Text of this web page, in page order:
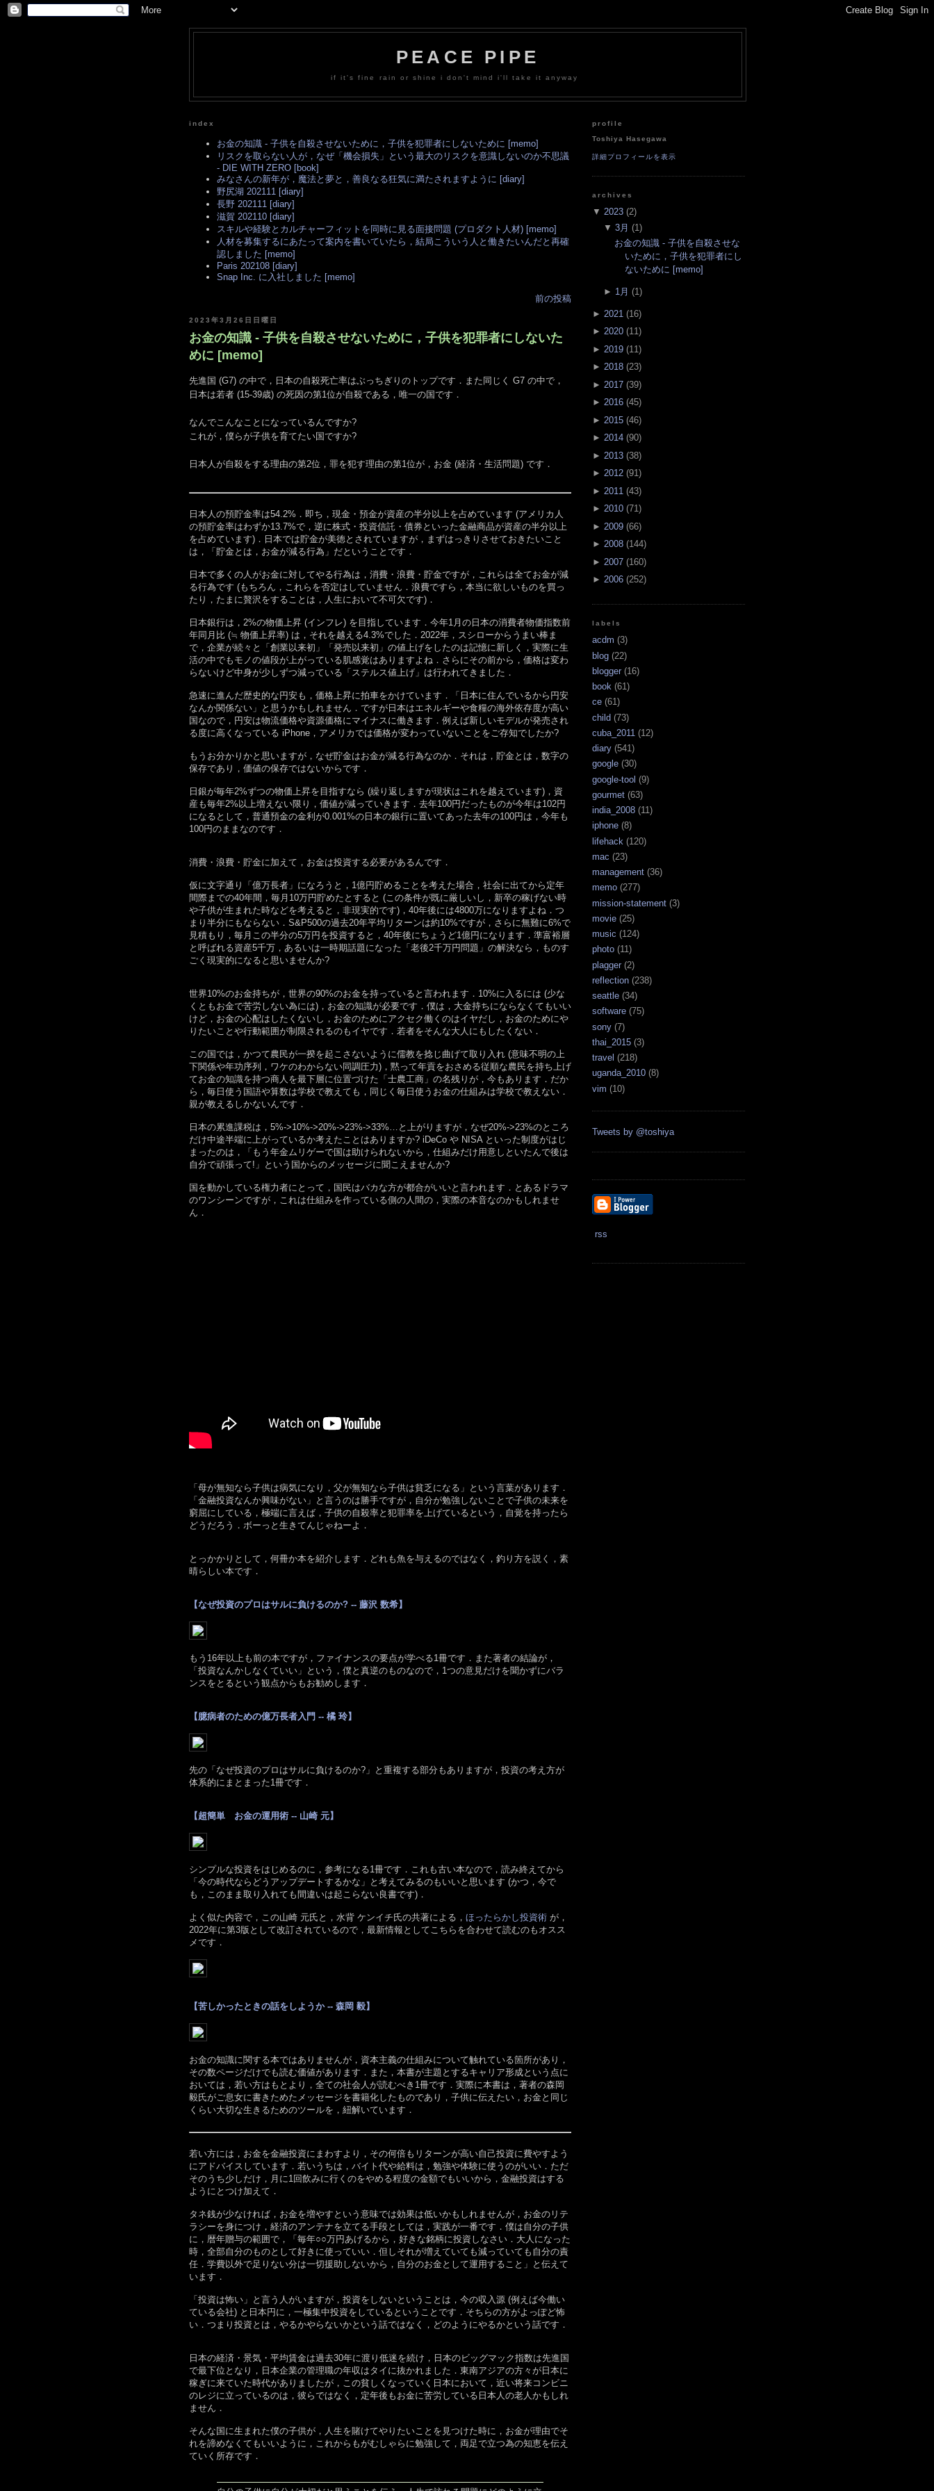
PEACE PIPE
if it's fine rain or shine i don't mind i'll take it anyway
index
お金の知識 - 子供を自殺させないために，子供を犯罪者にしないために [memo]
リスクを取らない人が，なぜ「機会損失」という最大のリスクを意識しないのか不思議
- DIE WITH ZERO [book]
みなさんの新年が，魔法と夢と，善良なる狂気に満たされますように [diary]
野尻湖 202111 [diary]
長野 202111 [diary]
滋賀 202110 [diary]
スキルや経験とカルチャーフィットを同時に見る面接問題 (プロダクト人材) [memo]
人材を募集するにあたって案内を書いていたら，結局こういう人と働きたいんだと再確
認しました [memo]
Paris 202108 [diary]
Snap Inc. に入社しました [memo]
前の投稿
2023年3月26日日曜日
お金の知識 - 子供を自殺させないために，子供を犯罪者にしないた
めに [memo]
先進国 (G7) の中で，日本の自殺死亡率はぶっちぎりのトップです．また同じく G7 の中で，
日本は若者 (15-39歳) の死因の第1位が自殺である，唯一の国です．
なんでこんなことになっているんですか?
これが，僕らが子供を育てたい国ですか?
日本人が自殺をする理由の第2位，罪を犯す理由の第1位が，お金 (経済・生活問題) です．
日本人の預貯金率は54.2%．即ち，現金・預金が資産の半分以上を占めています (アメリカ人
の預貯金率はわずか13.7%で，逆に株式・投資信託・債券といった金融商品が資産の半分以上
を占めています)．日本では貯金が美徳とされていますが，まずはっきりさせておきたいこと
は，「貯金とは，お金が減る行為」だということです．
日本で多くの人がお金に対してやる行為は，消費・浪費・貯金ですが，これらは全てお金が減
る行為です (もちろん，これらを否定はしていません．浪費ですら，本当に欲しいものを買っ
たり，たまに贅沢をすることは，人生において不可欠です)．
日本銀行は，2%の物価上昇 (インフレ) を目指しています．今年1月の日本の消費者物価指数前
年同月比 (≒ 物価上昇率) は，それを越える4.3%でした．2022年，スシローからうまい棒ま
で，企業が続々と「創業以来初」「発売以来初」の値上げをしたのは記憶に新しく，実際に生
活の中でもモノの値段が上がっている肌感覚はありますよね．さらにその前から，価格は変わ
らないけど中身が少しずつ減っている「ステルス値上げ」は行われてきました．
急速に進んだ歴史的な円安も，価格上昇に拍車をかけています．「日本に住んでいるから円安
なんか関係ない」と思うかもしれません．ですが日本はエネルギーや食糧の海外依存度が高い
国なので，円安は物流価格や資源価格にマイナスに働きます．例えば新しいモデルが発売され
る度に高くなっている iPhone，アメリカでは価格が変わっていないことをご存知でしたか?
もうお分かりかと思いますが，なぜ貯金はお金が減る行為なのか．それは，貯金とは，数字の
保存であり，価値の保存ではないからです．
日銀が毎年2%ずつの物価上昇を目指すなら (繰り返しますが現状はこれを越えています)，資
産も毎年2%以上増えない限り，価値が減っていきます．去年100円だったものが今年は102円
になるとして，普通預金の金利が0.001%の日本の銀行に置いてあった去年の100円は，今年も
100円のままなのです．
消費・浪費・貯金に加えて，お金は投資する必要があるんです．
仮に文字通り「億万長者」になろうと，1億円貯めることを考えた場合，社会に出てから定年
間際までの40年間，毎月10万円貯めたとすると (この条件が既に厳しいし，新卒の稼げない時
や子供が生まれた時などを考えると，非現実的です)，40年後には4800万になりますよね．つ
まり半分にもならない．S&P500の過去20年平均リターンは約10%ですが，さらに無難に6%で
見積もり，毎月この半分の5万円を投資すると，40年後にちょうど1億円になります．準富裕層
と呼ばれる資産5千万，あるいは一時期話題になった「老後2千万円問題」の解決なら，ものす
ごく現実的になると思いませんか?
世界10%のお金持ちが，世界の90%のお金を持っていると言われます．10%に入るには (少な
くともお金で苦労しない為には)，お金の知識が必要です．僕は，大金持ちにならなくてもいい
けど，お金の心配はしたくないし，お金のためにアクセク働くのはイヤだし，お金のためにや
りたいことや行動範囲が制限されるのもイヤです．若者をそんな大人にもしたくない．
この国では，かつて農民が一揆を起こさないように儒教を捻じ曲げて取り入れ (意味不明の上
下関係や年功序列，ワケのわからない同調圧力)，黙って年貢をおさめる従順な農民を持ち上げ
てお金の知識を持つ商人を最下層に位置づけた「士農工商」の名残りが，今もあります．だか
ら，毎日使う国語や算数は学校で教えても，同じく毎日使うお金の仕組みは学校で教えない．
親が教えるしかないんです．
日本の累進課税は，5%->10%->20%->23%->33%…と上がりますが，なぜ20%->23%のところ
だけ中途半端に上がっているか考えたことはありますか? iDeCo や NISA といった制度がはじ
まったのは，「もう年金ムリゲーで国は助けられないから，仕組みだけ用意しといたんで後は
自分で頑張って!」という国からのメッセージに聞こえませんか?
国を動かしている権力者にとって，国民はバカな方が都合がいいと言われます．とあるドラマ
のワンシーンですが，これは仕組みを作っている側の人間の，実際の本音なのかもしれませ
ん．
「母が無知なら子供は病気になり，父が無知なら子供は貧乏になる」という言葉があります．
「金融投資なんか興味がない」と言うのは勝手ですが，自分が勉強しないことで子供の未来を
窮屈にしている，極端に言えば，子供の自殺率と犯罪率を上げているという，自覚を持ったら
どうだろう．ボーっと生きてんじゃねーよ．
とっかかりとして，何冊か本を紹介します．どれも魚を与えるのではなく，釣り方を説く，素
晴らしい本です．
【なぜ投資のプロはサルに負けるのか? -- 藤沢 数希】
もう16年以上も前の本ですが，ファイナンスの要点が学べる1冊です．また著者の結論が，
「投資なんかしなくていい」という，僕と真逆のものなので，1つの意見だけを聞かずにバラ
ンスをとるという観点からもお勧めします．
【臆病者のための億万長者入門 -- 橘 玲】
先の「なぜ投資のプロはサルに負けるのか?」と重複する部分もありますが，投資の考え方が
体系的にまとまった1冊です．
【超簡単 お金の運用術 -- 山崎 元】
シンプルな投資をはじめるのに，参考になる1冊です．これも古い本なので，読み終えてから
「今の時代ならどうアップデートするかな」と考えてみるのもいいと思います (かつ，今で
も，このまま取り入れても間違いは起こらない良書です)．
よく似た内容で，この山崎 元氏と，水背 ケンイチ氏の共著による， ほったらかし投資術 が，
2022年に第3版として改訂されているので，最新情報としてこちらを合わせて読むのもオスス
メです．
【苦しかったときの話をしようか -- 森岡 毅】
お金の知識に関する本ではありませんが，資本主義の仕組みについて触れている箇所があり，
その数ページだけでも読む価値があります．また，本書が主題とするキャリア形成という点に
おいては，若い方はもとより，全ての社会人が読むべき1冊です．実際に本書は，著者の森岡
毅氏がご息女に書きためたメッセージを書籍化したものであり，子供に伝えたい，お金と同じ
くらい大切な生きるためのツールを，紐解いています．
若い方には，お金を金融投資にまわすより，その何倍もリターンが高い自己投資に費やすよう
にアドバイスしています．若いうちは，バイト代や給料は，勉強や体験に使うのがいい．ただ
そのうち少しだけ，月に1回飲みに行くのをやめる程度の金額でもいいから，金融投資はする
ようにとつけ加えて．
タネ銭が少なければ，お金を増やすという意味では効果は低いかもしれませんが，お金のリテ
ラシーを身につけ，経済のアンテナを立てる手段としては，実践が一番です．僕は自分の子供
に，暦年贈与の範囲で，「毎年○○万円あげるから，好きな銘柄に投資しなさい．大人になった
時，全部自分のものとして好きに使っていい．但しそれが増えていても減っていても自分の責
任．学費以外で足りない分は一切援助しないから，自分のお金として運用すること」と伝えて
います．
「投資は怖い」と言う人がいますが，投資をしないということは，今の収入源 (例えば今働い
ている会社) と日本円に，一極集中投資をしているということです．そちらの方がよっぽど怖
い．つまり投資とは，やるかやらないかという話ではなく，どのようにやるかという話です．
日本の経済・景気・平均賃金は過去30年に渡り低迷を続け，日本のビッグマック指数は先進国
で最下位となり，日本企業の管理職の年収はタイに抜かれました．東南アジアの方々が日本に
稼ぎに来ていた時代がありましたが，この貧しくなっていく日本において，近い将来コンビニ
のレジに立っているのは，彼らではなく，定年後もお金に苦労している日本人の老人かもしれ
ません．
そんな国に生まれた僕の子供が，人生を賭けてやりたいことを見つけた時に，お金が理由でそ
れを諦めなくてもいいように，これからもがむしゃらに勉強して，両足で立つ為の知恵を伝え
ていく所存です．
profile
Toshiya Hasegawa
詳細プロフィールを表示
archives
▼ 2023 (2)
▼ 3月 (1)
お金の知識 - 子供を自殺させな
いために，子供を犯罪者にし
ないために [memo]
► 1月 (1 )
► 2021 (16)
► 2020 (11)
► 2019 (11 )
► 2018 (23)
► 2017 (39)
► 2016 (45)
► 2015 (46)
► 2014 (90)
► 2013 (38)
► 2012 (91)
► 2011 (43)
► 2010 (71)
► 2009 (66)
► 2008 (144)
► 2007 (160)
► 2006 (252)
labels
acdm (3)
blog (22)
blogger (16)
book (61)
ce (61)
child (73)
cuba_2011 (12)
diary (541)
google (30)
google-tool (9)
gourmet (63)
india_2008 (11)
iphone (8)
lifehack (120)
mac (23)
management (36)
memo (277)
mission-statement (3)
movie (25)
music (124)
photo (11)
plagger (2)
reflection (238)
seattle (34)
software (75)
sony (7)
thai_2015 (3)
travel (218)
uganda_2010 (8)
vim (10)
Tweets by @toshiya
rss